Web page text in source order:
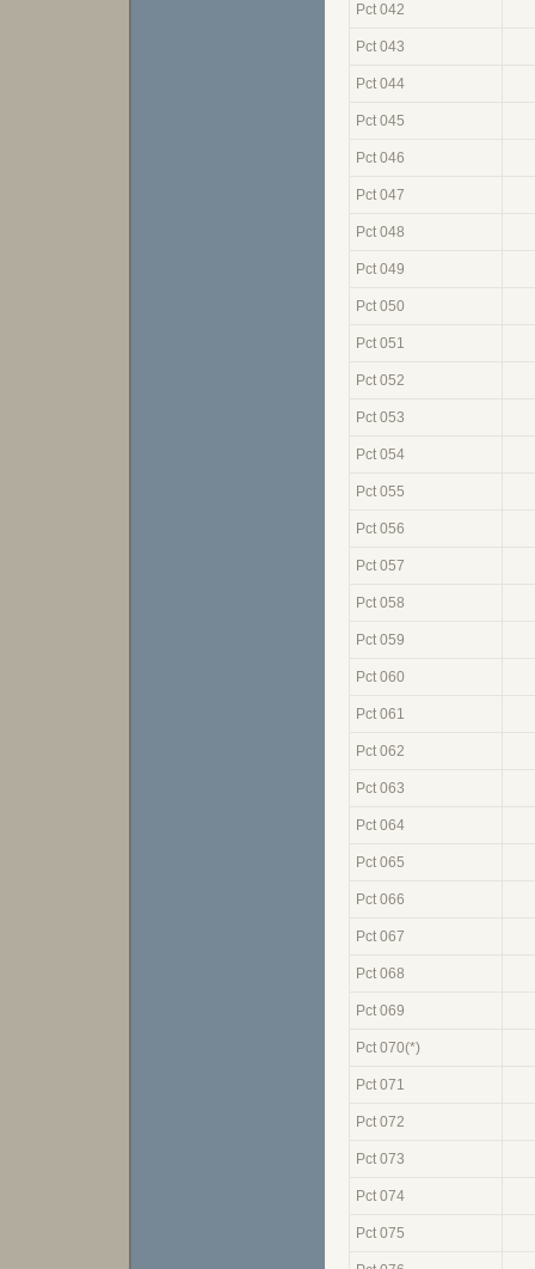
Pct 042
Pct 043
Pct 044
Pct 045
Pct 046
Pct 047
Pct 048
Pct 049
Pct 050
Pct 051
Pct 052
Pct 053
Pct 054
Pct 055
Pct 056
Pct 057
Pct 058
Pct 059
Pct 060
Pct 061
Pct 062
Pct 063
Pct 064
Pct 065
Pct 066
Pct 067
Pct 068
Pct 069
Pct 070(*)
Pct 071
Pct 072
Pct 073
Pct 074
Pct 075